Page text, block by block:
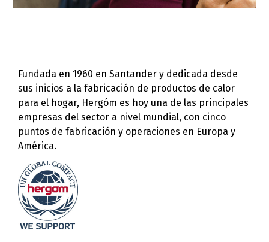
Fundada en 1960 en Santander y dedicada desde
sus inicios a la fabricación de productos de calor
para el hogar, Hergóm es hoy una de las principales
empresas del sector a nivel mundial, con cinco
puntos de fabricación y operaciones en Europa y
América.